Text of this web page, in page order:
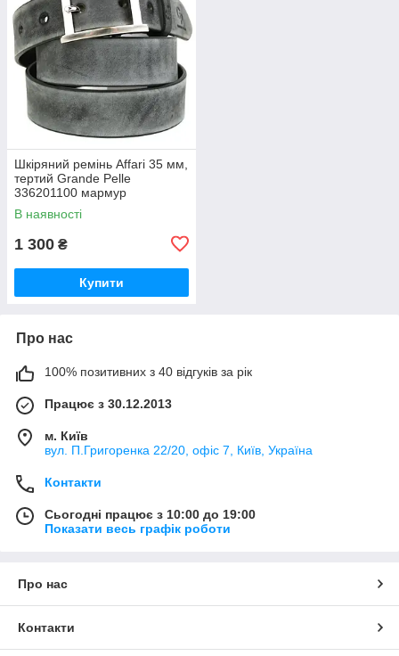
Шкіряний ремінь Affari 35 мм,
тертий Grande Pelle
336201100 мармур
В наявності
1 300 ₴
Купити
Про нас
100% позитивних з 40 відгуків за рік
Працює з 30.12.2013
м. Київ
вул. П.Григоренка 22/20, офіс 7, Київ, Україна
Контакти
Сьогодні працює з 10:00 до 19:00
Показати весь графік роботи
Про нас
Контакти